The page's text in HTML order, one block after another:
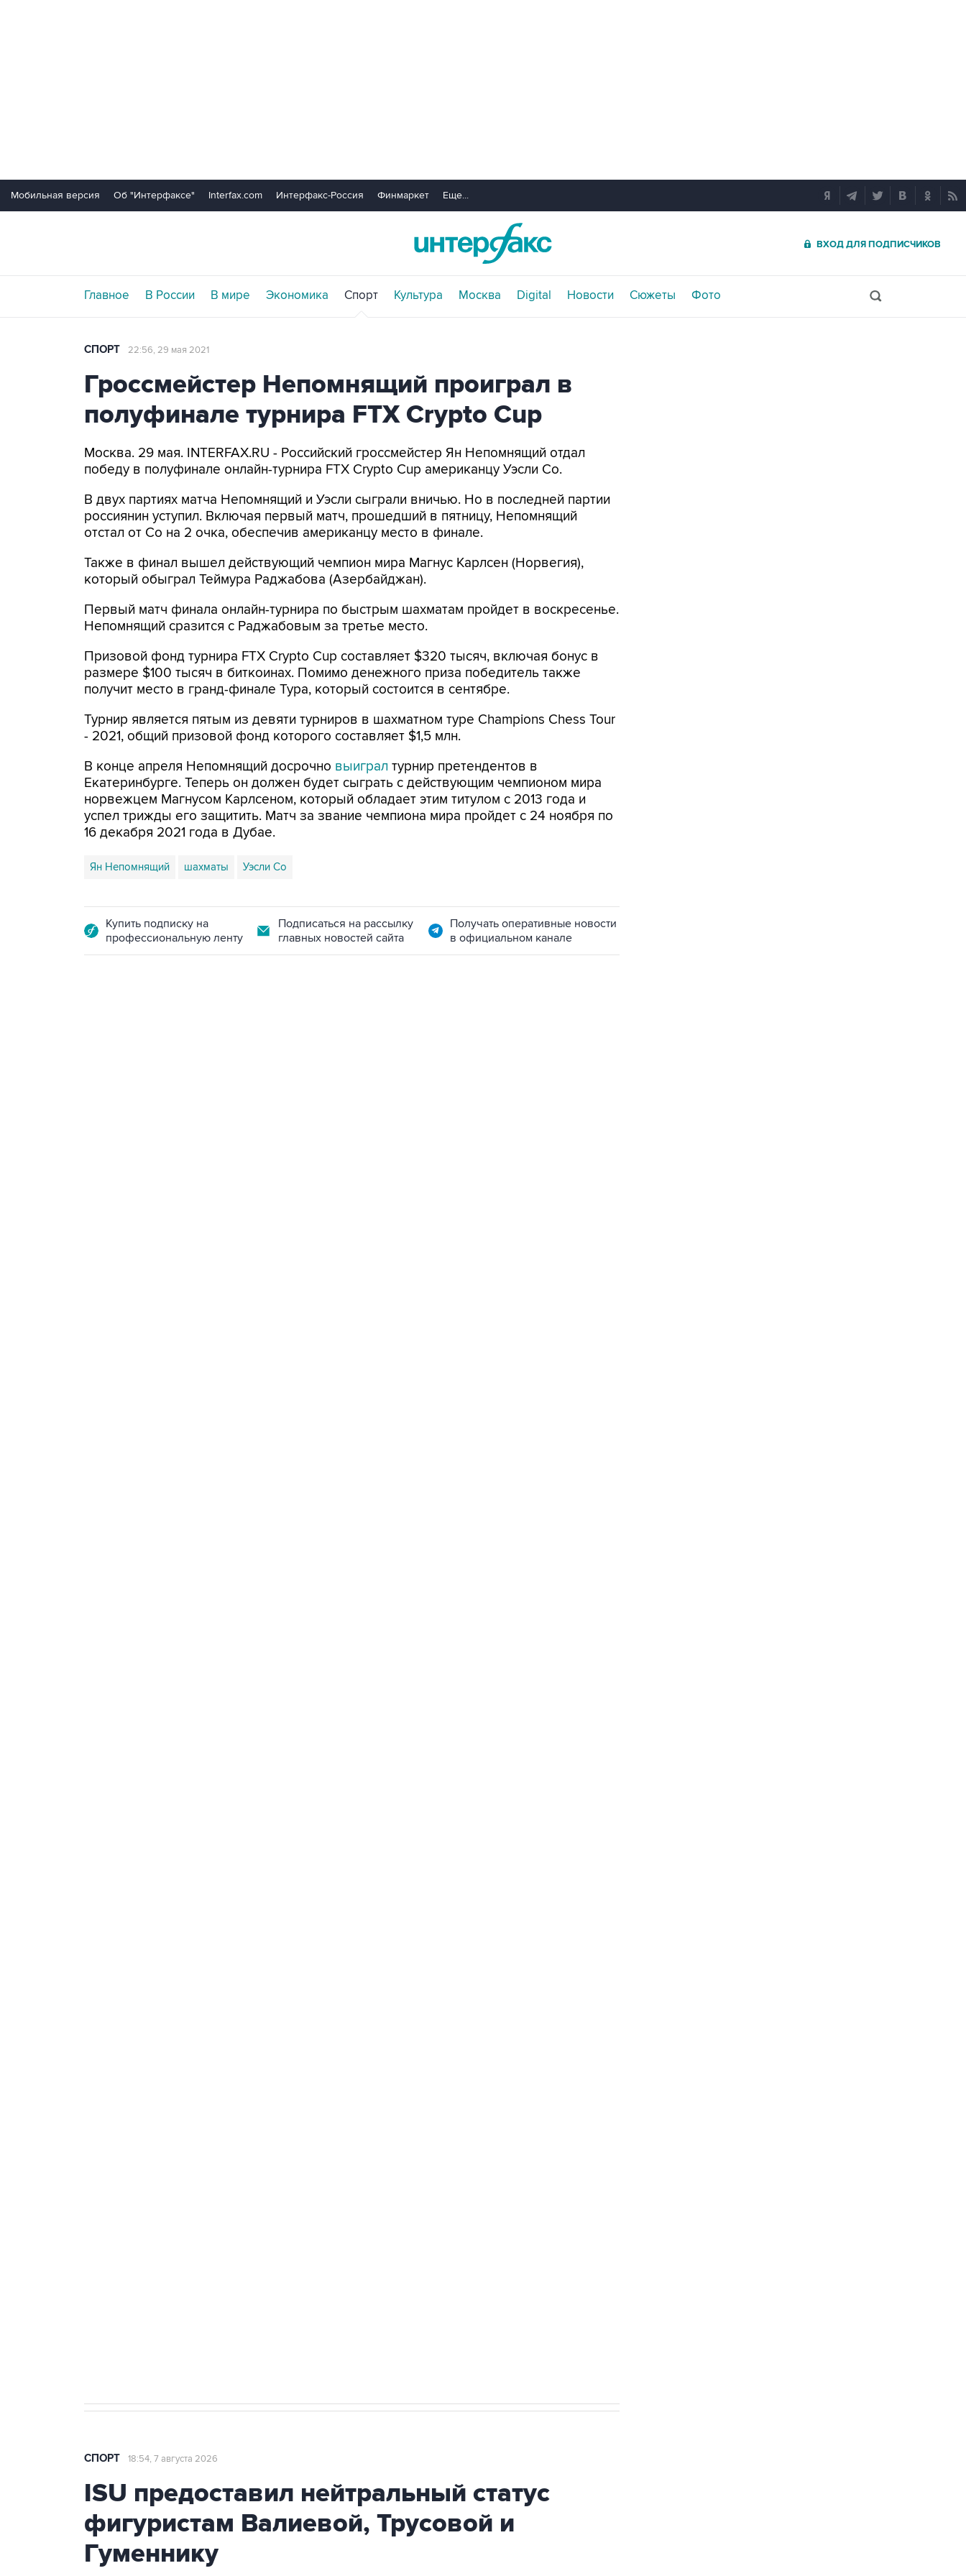
Мобильная версия Об "Интерфаксе" Interfax.com Интерфакс-Россия Финмаркет Еще...
ВХОД ДЛЯ ПОДПИСЧИКОВ
Главное В России В мире Экономика Спорт Культура Москва Digital Новости Сюжеты Фото
СПОРТ 22:56, 29 мая 2021
Гроссмейстер Непомнящий проиграл в
полуфинале турнира FTX Crypto Cup
Москва. 29 мая. INTERFAX.RU - Российский гроссмейстер Ян Непомнящий отдал
победу в полуфинале онлайн-турнира FTX Crypto Cup американцу Уэсли Со.
В двух партиях матча Непомнящий и Уэсли сыграли вничью. Но в последней партии
россиянин уступил. Включая первый матч, прошедший в пятницу, Непомнящий
отстал от Со на 2 очка, обеспечив американцу место в финале.
Также в финал вышел действующий чемпион мира Магнус Карлсен (Норвегия),
который обыграл Теймура Раджабова (Азербайджан).
Первый матч финала онлайн-турнира по быстрым шахматам пройдет в воскресенье.
Непомнящий сразится с Раджабовым за третье место.
Призовой фонд турнира FTX Crypto Cup составляет $320 тысяч, включая бонус в
размере $100 тысяч в биткоинах. Помимо денежного приза победитель также
получит место в гранд-финале Тура, который состоится в сентябре.
Турнир является пятым из девяти турниров в шахматном туре Champions Chess Tour
- 2021, общий призовой фонд которого составляет $1,5 млн.
В конце апреля Непомнящий досрочно выиграл турнир претендентов в
Екатеринбурге. Теперь он должен будет сыграть с действующим чемпионом мира
норвежцем Магнусом Карлсеном, который обладает этим титулом с 2013 года и
успел трижды его защитить. Матч за звание чемпиона мира пройдет с 24 ноября по
16 декабря 2021 года в Дубае.
Ян Непомнящий шахматы Уэсли Со
Купить подписку на
профессиональную ленту
Подписаться на рассылку
главных новостей сайта
Получать оперативные новости
в официальном канале
СПОРТ 18:54, 7 августа 2026
ISU предоставил нейтральный статус
фигуристам Валиевой, Трусовой и
Гуменнику